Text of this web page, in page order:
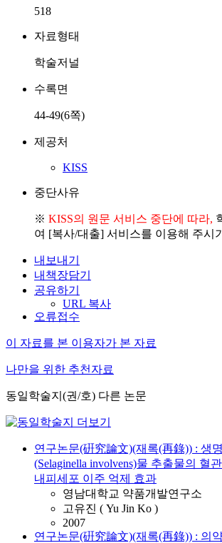
518
자료형태
학술저널
수록면
44-49(6쪽)
제공처
KISS
중단사유
※ KISS의 원문 서비스 중단에 따라,
여 [복사/대출] 서비스를 이용해 주시
내보내기
내책장담기
공유하기
URL 복사
오류접수
이 자료를 본 이용자가 본 자료
나만을 위한 추천자료
동일학술지(권/호) 다른 논문
연구논문(硏究論文)(재록(再錄)) : 생
(Selaginella involvens)물 추출물의 혈
내피세포 이주 억제 효과
영남대학교 약품개발연구소
고유진 ( Yu Jin Ko )
2007
연구논문(硏究論文)(재록(再錄)) : 의